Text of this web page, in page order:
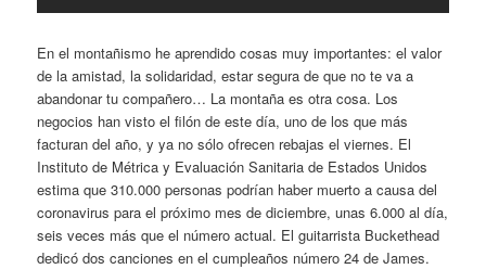
En el montañismo he aprendido cosas muy importantes: el valor
de la amistad, la solidaridad, estar segura de que no te va a
abandonar tu compañero… La montaña es otra cosa. Los
negocios han visto el filón de este día, uno de los que más
facturan del año, y ya no sólo ofrecen rebajas el viernes. El
Instituto de Métrica y Evaluación Sanitaria de Estados Unidos
estima que 310.000 personas podrían haber muerto a causa del
coronavirus para el próximo mes de diciembre, unas 6.000 al día,
seis veces más que el número actual. El guitarrista Buckethead
dedicó dos canciones en el cumpleaños número 24 de James.